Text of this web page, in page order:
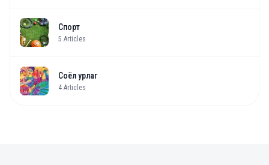
Спорт
5 Articles
Соёл урлаг
4 Articles